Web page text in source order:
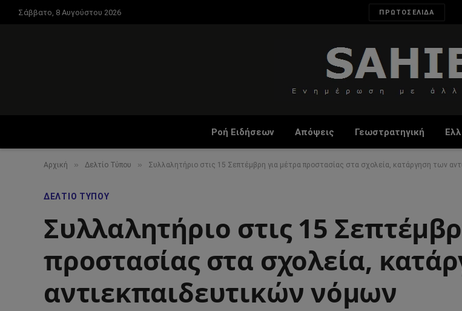
Σάββατο, 8 Αυγούστου 2026 ΠΡΩΤΟΣΕΛΙΔΑ
Ροή Ειδήσεων Απόψεις Γεωστρατηγική
Αρχική » Δελτίο Τύπου » Συλλαλητήριο στις 15 Σεπτέμβρη για μέτρα προστασίας στα σχολεία, κατάργηση των
ΔΕΛΤΊΟ ΤΎΠΟΥ
Συλλαλητήριο στις 15
προστασίας στα σχολεία,
αντιεκπαιδευτικών νόμων